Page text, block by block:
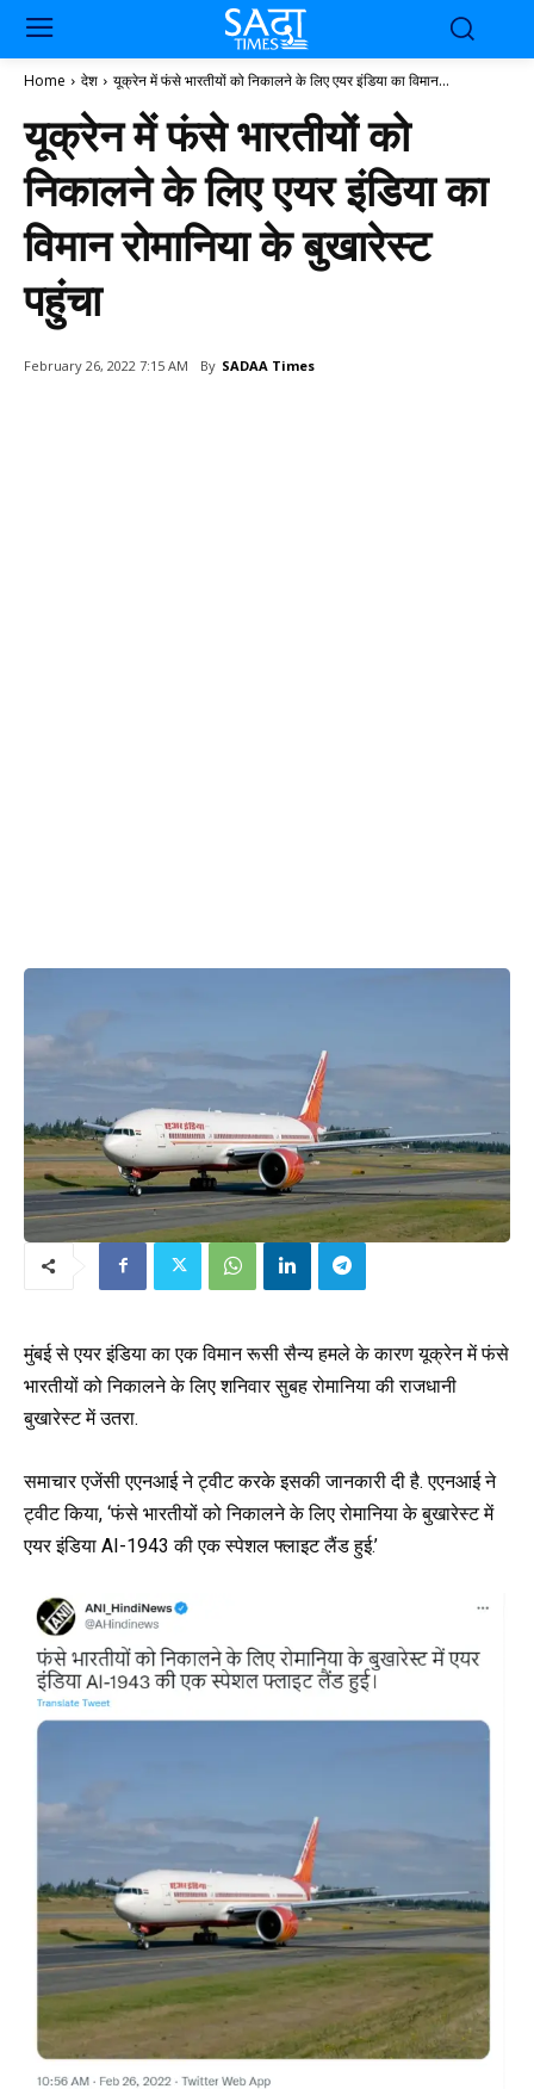
Home देश यूक्रेन में फंसे भारतीयों को निकालने के लिए एयर इंडिया का विमान...
यूक्रेन में फंसे भारतीयों को
निकालने के लिए एयर इंडिया का
विमान रोमानिया के बुखारेस्ट
पहुंचा
February 26, 2022 7:15 AM By SADAA Times
मुंबई से एयर इंडिया का एक विमान रूसी सैन्य हमले के कारण यूक्रेन में फंसे
भारतीयों को निकालने के लिए शनिवार सुबह रोमानिया की राजधानी
बुखारेस्ट में उतरा.
समाचार एजेंसी एएनआई ने ट्वीट करके इसकी जानकारी दी है. एएनआई ने
ट्वीट किया, ‘फंसे भारतीयों को निकालने के लिए रोमानिया के बुखारेस्ट में
एयर इंडिया AI-1943 की एक स्पेशल फ्लाइट लैंड हुई.’